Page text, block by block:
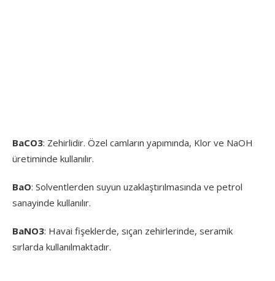
BaCO3: Zehirlidir. Özel camların yapımında, Klor ve NaOH
üretiminde kullanılır.
BaO: Solventlerden suyun uzaklaştırılmasında ve petrol
sanayinde kullanılır.
BaNO3: Havai fişeklerde, sıçan zehirlerinde, seramik
sırlarda kullanılmaktadır.